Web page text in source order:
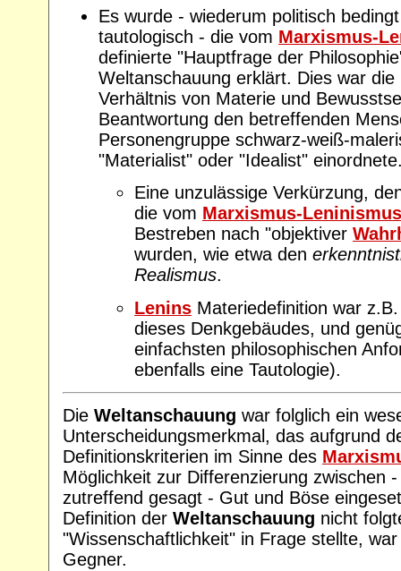
Es wurde - wiederum politisch
tautologisch - die vom Marxismus-
definierte "Hauptfrage der
Weltanschauung erklärt. Dies war
Verhältnis von Materie und
Beantwortung den betreffenden
Personengruppe schwarz-weiß-
"Materialist" oder "Idealist"
Eine unzulässige Verkürzung,
die vom Marxismus-Leninismus
Bestreben nach "objektiver
wurden, wie etwa den
Realismus.
Lenins Materiedefinition war
dieses Denkgebäudes, und
einfachsten philosophischen
ebenfalls eine Tautologie).
Die Weltanschauung war folglich ein
Unterscheidungsmerkmal, das aufgrund
Definitionskriterien im Sinne des
Möglichkeit zur Differenzierung zwischen
zutreffend gesagt - Gut und Böse
Definition der Weltanschauung nicht
"Wissenschaftlichkeit" in Frage stellte,
Gegner.